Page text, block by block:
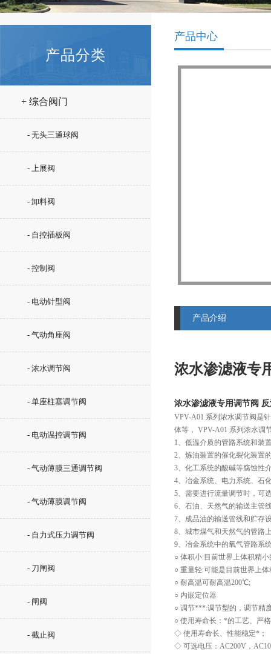
产品分类
+ 综合阀门
- 无头三通球阀
- 上展阀
- 卸料阀
- 自控插板阀
- 控制阀
- 电动针型阀
- 气动角座阀
- 浓水调节阀
- 单座柱塞调节阀
- 电动温控调节阀
- 气动薄膜三通调节阀
- 气动薄膜调节阀
- 自力式压力调节阀
- 刀闸阀
- 闸阀
- 截止阀
产品中心
产品介绍
浓水渗滤液专
浓水渗滤液专用调节阀
VPV-A01 系列浓水调节阀是
体等， VPV-A01 系列浓水调
1、低温介质的管路系统和装
2、炼油装置的催化裂化装置
3、化工系统的酸碱等腐蚀性
4、冶金系统、电力系统、石
5、需要进行流量调节时，可
6、石油、天然气的输送主管
7、成品油的输送管线和贮存
8、城市煤气和天然气的管路
9、冶金系统中的氧气管路系
○ 体积小:目前世界上体积精
○ 重量轻:可能是目前世界上
○ 耐高温可耐高温200℃;
○ 内嵌定位器
○ 调节***:调节型的，调节精
○ 使用寿命长：*的工艺、严
◇ 使用寿命长、性能稳定*；
◇ 可选电压：AC200V，